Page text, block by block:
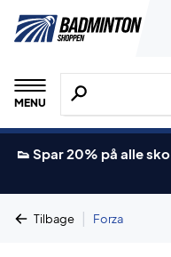
MENU
Søg efter
👟 Spar 20% på alle sko
Tilbage | Forza